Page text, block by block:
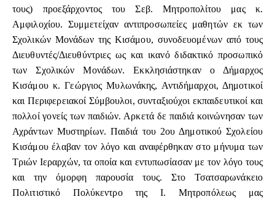
τους) προεξάρχοντος του Σεβ. Μητροπολίτου μας κ.
Αμφιλοχίου. Συμμετείχαν αντιπροσωπείες μαθητών εκ των
Σχολικών Μονάδων της Κισάμου, συνοδευομένων από τους
Διευθυντές/Διευθύντριες ως και ικανό διδακτικό προσωπικό
των Σχολικών Μονάδων. Εκκλησιάστηκαν ο Δήμαρχος
Κισάμου κ. Γεώργιος Μυλωνάκης, Αντιδήμαρχοι, Δημοτικοί
και Περιφερειακοί Σύμβουλοι, συνταξιούχοι εκπαιδευτικοί και
πολλοί γονείς των παιδιών. Αρκετά δε παιδιά κοινώνησαν των
Αχράντων Μυστηρίων. Παιδιά του 2ου Δημοτικού Σχολείου
Κισάμου έλαβαν τον λόγο και αναφέρθηκαν στο μήνυμα των
Τριών Ιεραρχών, τα οποία και εντυπωσίασαν με τον λόγο τους
και την όμορφη παρουσία τους. Στο Τσατσαρωνάκειο
Πολιτιστικό Πολύκεντρο της Ι. Μητροπόλεως μας